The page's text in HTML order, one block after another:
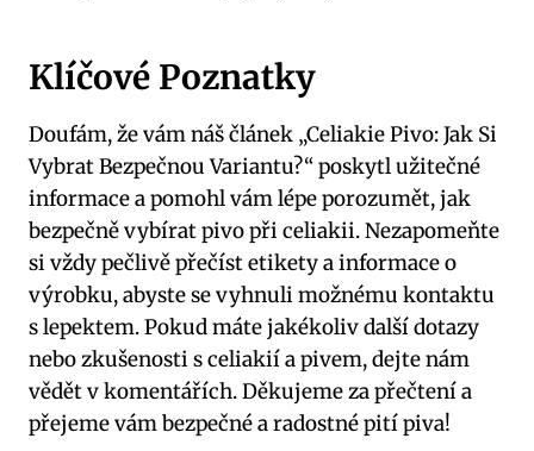
Klíčové Poznatky
Doufám, že vám náš článek „Celiakie Pivo: Jak Si
Vybrat Bezpečnou Variantu?“ poskytl užitečné
informace a pomohl vám lépe porozumět, jak
bezpečně vybírat pivo při celiakii. Nezapomeňte
si vždy pečlivě přečíst etikety a informace o
výrobku, abyste se vyhnuli možnému kontaktu
s lepektem. Pokud máte jakékoliv další dotazy
nebo zkušenosti s celiakií a pivem, dejte nám
vědět v komentářích. Děkujeme za přečtení a
přejeme vám bezpečné a radostné pití piva!